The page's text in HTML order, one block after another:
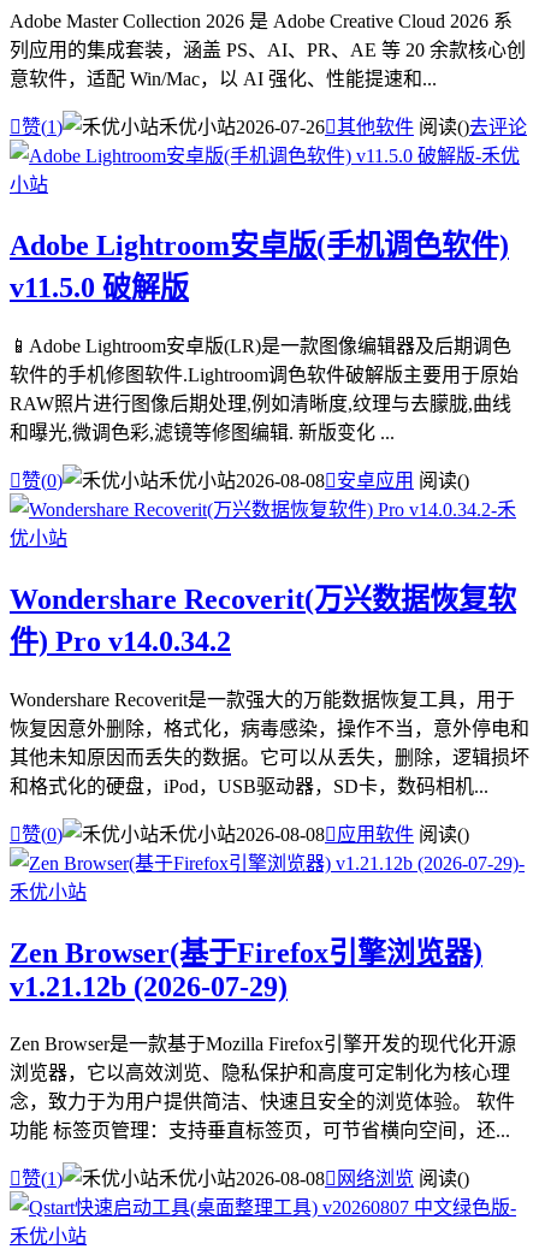
Adobe Master Collection 2026 是 Adobe Creative Cloud 2026 系
列应用的集成套装，涵盖 PS、AI、PR、AE 等 20 余款核心创
意软件，适配 Win/Mac，以 AI 强化、性能提速和...
赞(1) 禾优小站2026-07-26其他软件 阅读()去评论
Adobe Lightroom安卓版(手机调色软件)
v11.5.0 破解版
📱Adobe Lightroom安卓版(LR)是一款图像编辑器及后期调色
软件的手机修图软件.Lightroom调色软件破解版主要用于原始
RAW照片进行图像后期处理,例如清晰度,纹理与去朦胧,曲线
和曝光,微调色彩,滤镜等修图编辑. 新版变化 ...
赞(0) 禾优小站2026-08-08安卓应用 阅读()
Wondershare Recoverit(万兴数据恢复软
件) Pro v14.0.34.2
Wondershare Recoverit是一款强大的万能数据恢复工具，用于
恢复因意外删除，格式化，病毒感染，操作不当，意外停电和
其他未知原因而丢失的数据。它可以从丢失，删除，逻辑损坏
和格式化的硬盘，iPod，USB驱动器，SD卡，数码相机...
赞(0) 禾优小站2026-08-08应用软件 阅读()
Zen Browser(基于Firefox引擎浏览器)
v1.21.12b (2026-07-29)
Zen Browser是一款基于Mozilla Firefox引擎开发的现代化开源
浏览器，它以高效浏览、隐私保护和高度可定制化为核心理
念，致力于为用户提供简洁、快速且安全的浏览体验。 软件
功能 标签页管理：支持垂直标签页，可节省横向空间，还...
赞(1) 禾优小站2026-08-08 网络浏览 阅读()